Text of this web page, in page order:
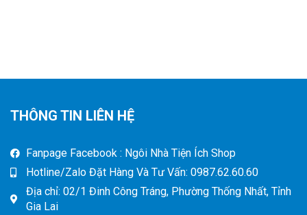
THÔNG TIN LIÊN HỆ
Fanpage Facebook : Ngôi Nhà Tiện Ích Shop
Hotline/Zalo Đặt Hàng Và Tư Vấn: 0987.62.60.60
Địa chỉ: 02/1 Đinh Công Tráng, Phường Thống Nhất, Tỉnh
Gia Lai